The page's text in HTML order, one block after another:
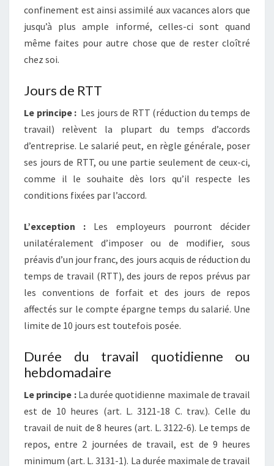
confinement est ainsi assimilé aux vacances alors que
jusqu’à plus ample informé, celles-ci sont quand
même faites pour autre chose que de rester cloîtré
chez soi.
Jours de RTT
Le principe : Les jours de RTT (réduction du temps de
travail) relèvent la plupart du temps d’accords
d’entreprise. Le salarié peut, en règle générale, poser
ses jours de RTT, ou une partie seulement de ceux-ci,
comme il le souhaite dès lors qu’il respecte les
conditions fixées par l’accord.
L’exception : Les employeurs pourront décider
unilatéralement d’imposer ou de modifier, sous
préavis d’un jour franc, des jours acquis de réduction du
temps de travail (RTT), des jours de repos prévus par
les conventions de forfait et des jours de repos
affectés sur le compte épargne temps du salarié. Une
limite de 10 jours est toutefois posée.
Durée du travail quotidienne ou
hebdomadaire
Le principe :La durée quotidienne maximale de travail
est de 10 heures (art. L. 3121-18 C. trav.). Celle du
travail de nuit de 8 heures (art. L. 3122-6). Le temps de
repos, entre 2 journées de travail, est de 9 heures
minimum (art. L. 3131-1). La durée maximale de travail